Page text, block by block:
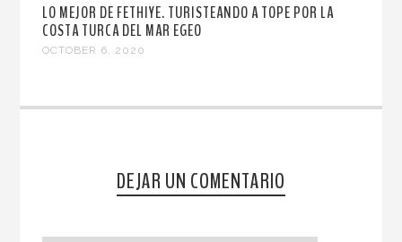
LO MEJOR DE FETHIYE. TURISTEANDO A TOPE POR LA
COSTA TURCA DEL MAR EGEO
OCTOBER 6, 2020
DEJAR UN COMENTARIO